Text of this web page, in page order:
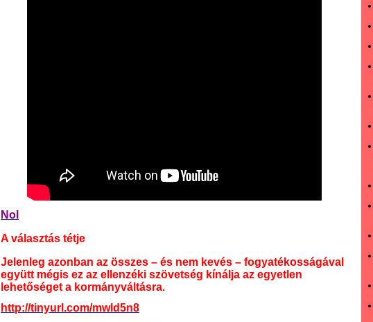
Nol
A választás tétje
Jelenleg azonban az összes – és nem kevés – fogyatékosságával
együtt mégis ez az ellenzéki szövetség kínálja az egyetlen
lehetőséget a kormányváltásra.
http://tinyurl.com/mwld5n8